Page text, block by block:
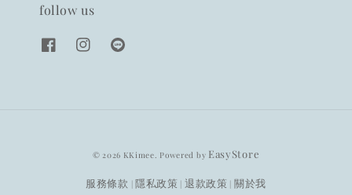
follow us
© 2026 KKimee. Powered by EasyStore
服務條款 隱私政策 退款政策 關於我